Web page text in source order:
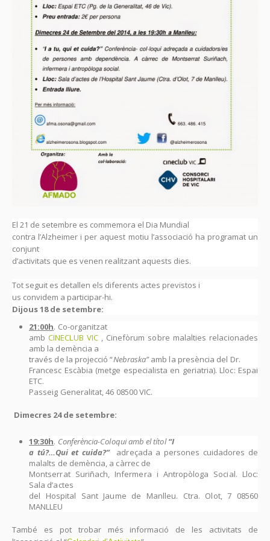
El 21 de setembre es commemora el Dia Mundial
contra l’Alzheimer i per aquest motiu l’associació ha programat un
conjunt
d’activitats que es venen realitzant aquests dies.
Tot seguit es detallen els diferents actes previstos i
us convidem a participar-hi.
Dijous 18 de setembre:
21:00h. Co-organitzat
ambCINECLUB VIC, Cinefòrum sobre malalties relacionades
amb la demència a
través de la projecció “Nebraska”amb la presència del Dr.
Francesc Escàbia (metge especialista en geriatria). Lloc: Espai
ETC.
Passeig Generalitat, 46 08500 VIC.
Dimecres 24 de setembre:
19:30h. Conferència-Coloqui amb el títol“I
a tú?…Qui et cuida?”
adreçada a persones cuidadores de
malalts de demència, a càrrec de
Montserrat Suriñach, Infermera i Antropòloga Social. Lloc:
Sala d’actes
del Hospital Sant Jaume de Manlleu. Ctra. Olot, 7 08560
MANLLEU
També es pot trobar més informació de les activitats de